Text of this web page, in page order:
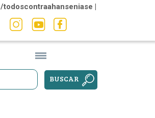
/todoscontraahanseniase |
BUSCAR